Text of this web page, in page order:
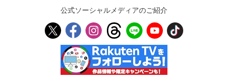
公式ソーシャルメディアのご紹介